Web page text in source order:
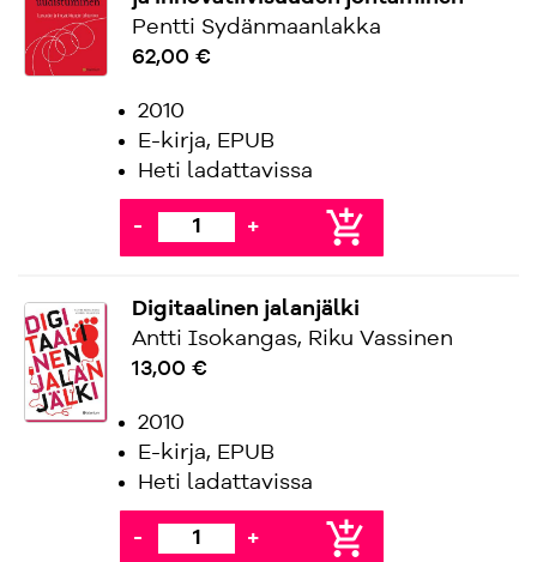
Pentti Sydänmaanlakka
62,00 €
2010
E-kirja, EPUB
Heti ladattavissa
- + add_shopping_cart
Digitaalinen jalanjälki
Antti Isokangas, Riku Vassinen
13,00 €
2010
E-kirja, EPUB
Heti ladattavissa
- + add_shopping_cart